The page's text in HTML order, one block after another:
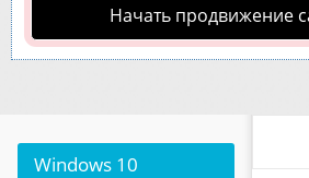
Начать продвижение
Windows 10